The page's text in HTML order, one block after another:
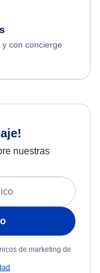
con concierge
nuestras
de marketing de